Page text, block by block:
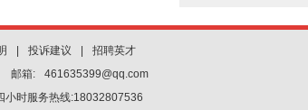
投诉建议
招聘英才
箱:
461635399@qq.com
时服务热线:18032807536